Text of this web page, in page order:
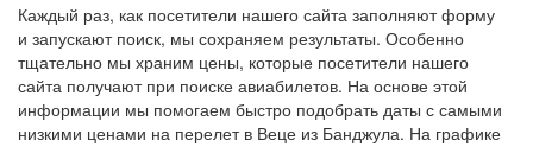
Каждый раз, как посетители нашего сайта заполняют форму
и запускают поиск, мы сохраняем результаты. Особенно
тщательно мы храним цены, которые посетители нашего
сайта получают при поиске авиабилетов. На основе этой
информации мы помогаем быстро подобрать даты с самыми
низкими ценами на перелет в Веце из Банджула. На графике